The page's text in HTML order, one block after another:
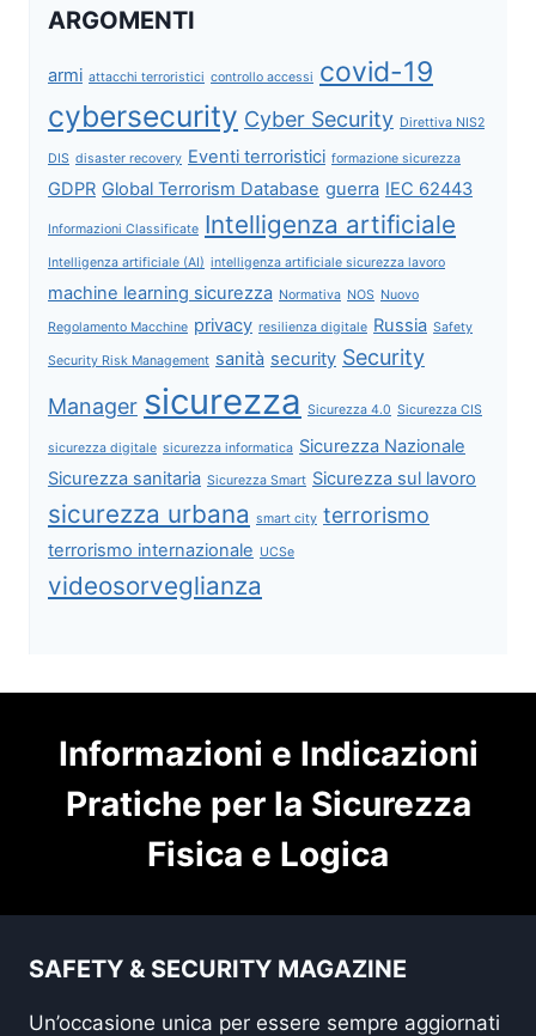
ARGOMENTI
armi attacchi terroristici controllo accessi covid-19
cybersecurity Cyber Security Direttiva NIS2
DIS disaster recovery Eventi terroristici formazione sicurezza
GDPR Global Terrorism Database guerra IEC 62443
Informazioni Classificate Intelligenza artificiale
Intelligenza artificiale (AI) intelligenza artificiale sicurezza lavoro
machine learning sicurezza Normativa NOS Nuovo
Regolamento Macchine privacy resilienza digitale Russia Safety
Security Risk Management sanità security Security
Manager sicurezza Sicurezza 4.0 Sicurezza CIS
sicurezza digitale sicurezza informatica Sicurezza Nazionale
Sicurezza sanitaria Sicurezza Smart Sicurezza sul lavoro
sicurezza urbana smart city terrorismo
terrorismo internazionale UCSe
videosorveglianza
Informazioni e Indicazioni
Pratiche per la Sicurezza
Fisica e Logica
SAFETY & SECURITY MAGAZINE
Un’occasione unica per essere sempre aggiornati